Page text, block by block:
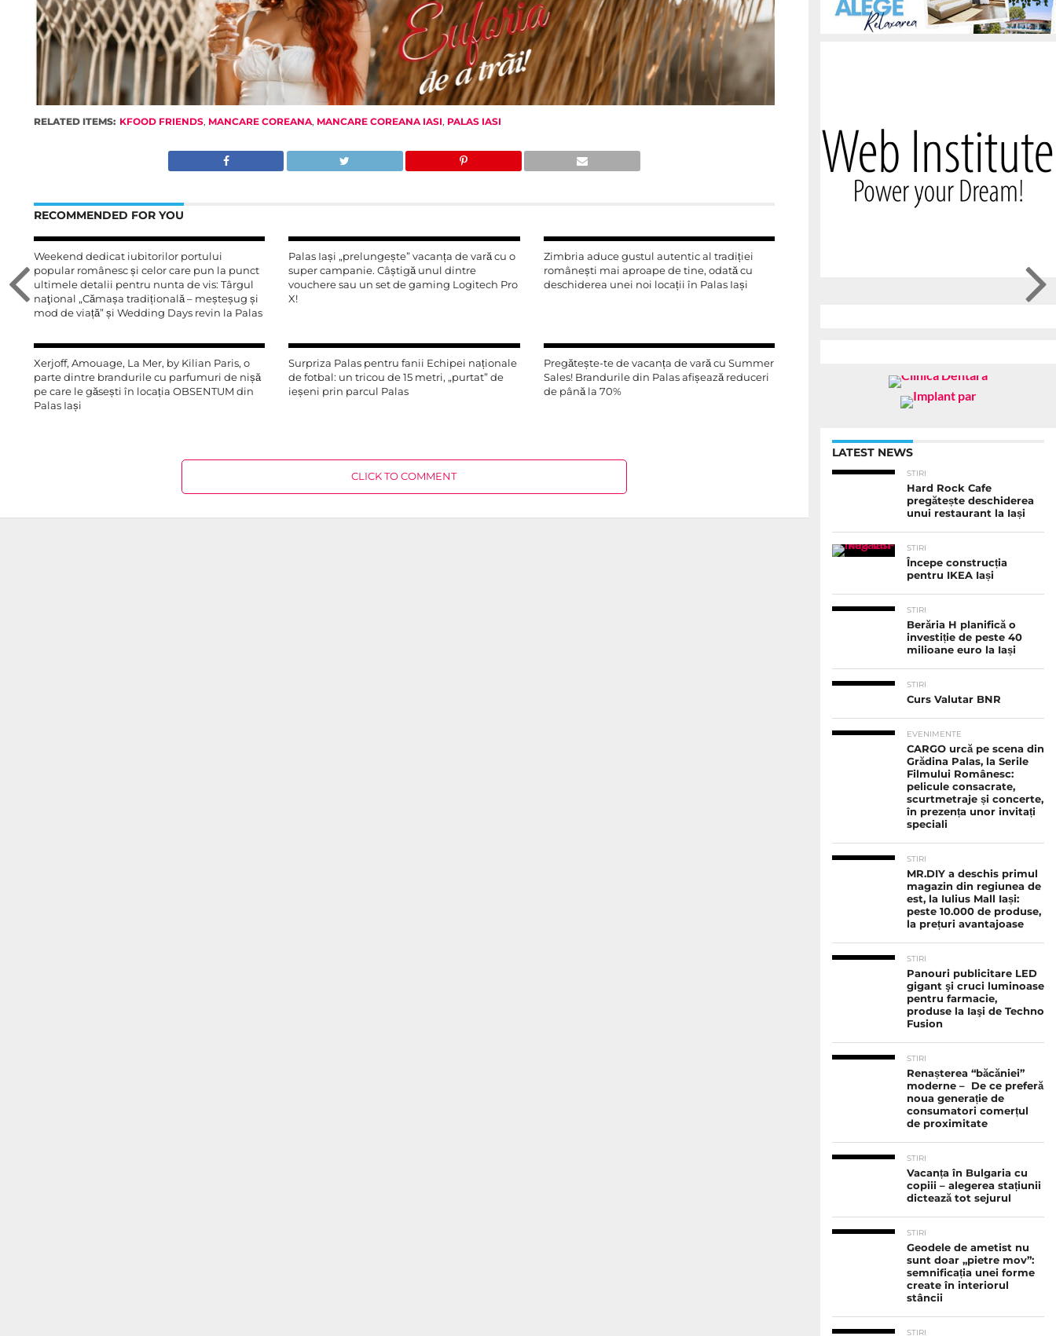
RELATED ITEMS: KFOOD FRIENDS, MANCARE COREANA, MANCARE COREANA IASI, PALAS IASI
RECOMMENDED FOR YOU
Weekend dedicat iubitorilor portului
popular românesc și celor care pun la punct
ultimele detalii pentru nunta de vis: Târgul
naţional „Cămașa tradițională – meșteșug și
mod de viață” și Wedding Days revin la Palas
Palas Iași „prelungește” vacanța de vară cu o
super campanie. Câștigă unul dintre
vouchere sau un set de gaming Logitech Pro
X!
Zimbria aduce gustul autentic al tradiției
românești mai aproape de tine, odată cu
deschiderea unei noi locații în Palas Iași
Xerjoff, Amouage, La Mer, by Kilian Paris, o
parte dintre brandurile cu parfumuri de nișă
pe care le găsești în locația OBSENTUM din
Palas Iași
Surpriza Palas pentru fanii Echipei naționale
de fotbal: un tricou de 15 metri, „purtat” de
ieșeni prin parcul Palas
Pregătește-te de vacanța de vară cu Summer
Sales! Brandurile din Palas afișează reduceri
de până la 70%
CLICK TO COMMENT
LATEST NEWS
STIRI
Hard Rock Cafe
pregătește deschiderea
unui restaurant la Iași
STIRI
Începe construcția
pentru IKEA Iași
STIRI
Berăria H planifică o
investiție de peste 40
milioane euro la Iași
STIRI
Curs Valutar BNR
EVENIMENTE
CARGO urcă pe scena din
Grădina Palas, la Serile
Filmului Românesc:
pelicule consacrate,
scurtmetraje și concerte,
în prezența unor invitați
speciali
STIRI
MR.DIY a deschis primul
magazin din regiunea de
est, la Iulius Mall Iași:
peste 10.000 de produse,
la prețuri avantajoase
STIRI
Panouri publicitare LED
gigant şi cruci luminoase
pentru farmacie,
produse la Iaşi de Techno
Fusion
STIRI
Renașterea “băcăniei”
moderne – De ce preferă
noua generație de
consumatori comerțul
de proximitate
STIRI
Vacanța în Bulgaria cu
copiii – alegerea stațiunii
dictează tot sejurul
STIRI
Geodele de ametist nu
sunt doar „pietre mov”:
semnificația unei forme
create în interiorul
stâncii
STIRI